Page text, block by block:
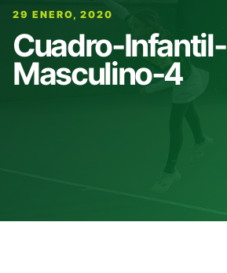
29 ENERO, 2020
Cuadro-Infantil-
Masculino-4